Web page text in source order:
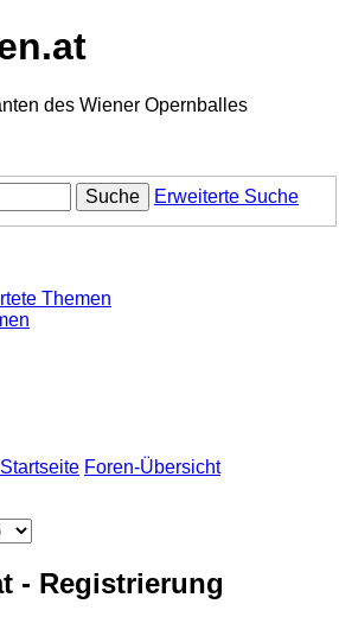
des Wiener Opernballes
Suche Erweiterte Suche
Themen
Foren-Übersicht
- Registrierung